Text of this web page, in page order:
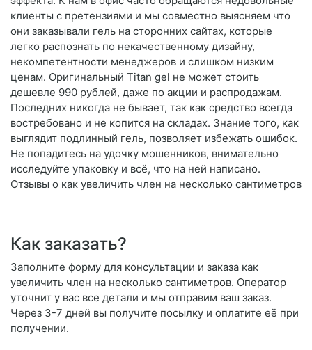
клиенты с претензиями и мы совместно выясняем что
они заказывали гель на сторонних сайтах, которые
легко распознать по некачественному дизайну,
некомпетентности менеджеров и слишком низким
ценам. Оригинальный Titan gel не может стоить
дешевле 990 рублей, даже по акции и распродажам.
Последних никогда не бывает, так как средство всегда
востребовано и не копится на складах. Знание того, как
выглядит подлинный гель, позволяет избежать ошибок.
Не попадитесь на удочку мошенников, внимательно
исследуйте упаковку и всё, что на ней написано.
Отзывы о как увеличить член на несколько сантиметров
Как заказать?
Заполните форму для консультации и заказа как
увеличить член на несколько сантиметров. Оператор
уточнит у вас все детали и мы отправим ваш заказ.
Через 3-7 дней вы получите посылку и оплатите её при
получении.